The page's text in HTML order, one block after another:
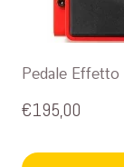
Pedale
€195,00